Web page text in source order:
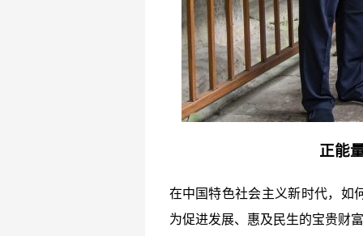
正能
在中国特色社会主义新时代，如
为促进发展、惠及民生的宝贵财